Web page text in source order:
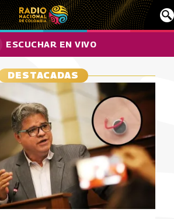
ESCUCHAR EN VIVO
DESTACADAS